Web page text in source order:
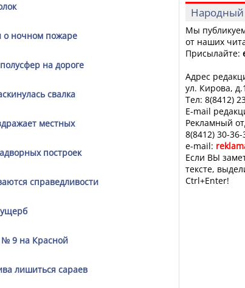
о ночном пожаре
на дороге
свалка
местных
построек
справедливости
№ 9 на Красной
лишиться сараев
Народный
Мы
от наших
Присылайте:
Адрес
ул. Кирова,
Тел: 8(8412)
E-mail
Рекламный
8(8412) 30-36-
e-mail:
Если ВЫ
тексте,
Ctrl+Enter!